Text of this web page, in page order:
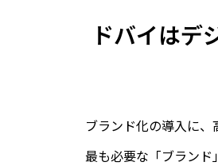
ドバイはデ
ブランド化の導入に、
最も必要な「ブランド